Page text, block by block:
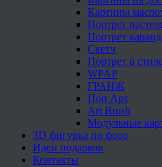
Картины
Портрет
Портрет
Скетч
Портрет в
WPAP
ГРАНЖ
Поп Арт
Art Brush
Модульные
3D фигурка по фото
Идеи подарков
Контакты